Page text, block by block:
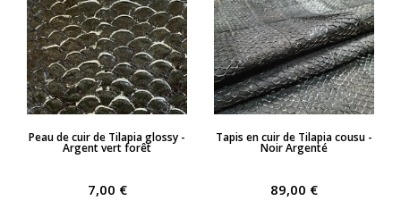
APERÇU RAPIDE
Peau de cuir de Tilapia glossy -
Argent vert forêt
7,00 €
APERÇU RAPIDE
Tapis en cuir de Tilapia cousu -
Noir Argenté
89,00 €